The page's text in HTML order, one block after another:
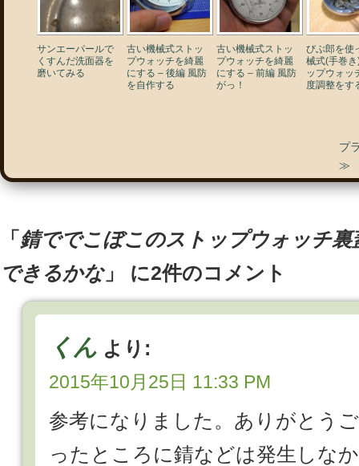
サンエーパールで
くすんだ洗面器を
磨いてみる
古い機械式ストッ
プウォッチを綺麗
にする – 後編 風防
を自作する
古い機械式ストッ
プウォッチを綺麗
にする – 前編 風防
がっ！
びぶ郎を使
械式(手巻
ップウォッ
度調整をす
プ
「 錆ででこぼこのストップウォッチ
できるかな」 に2件のコメント
くん より:
2015年10月25日 11:33 PM
参考になりました。ありがとう
ったところに錆などは発生しな